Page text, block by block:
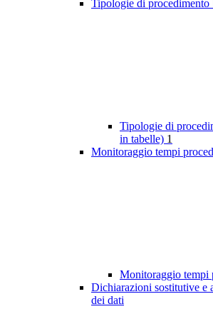
Tipologie di procedimento
Tipologie di
in tabelle) 1
Monitoraggio tempi
Monitoraggio tempi
Dichiarazioni sostitutive e
dei dati